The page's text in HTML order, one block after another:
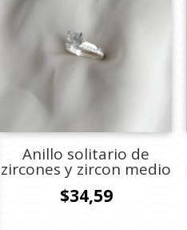
Anillo solitario de
zircones y zircon medio
$34,59